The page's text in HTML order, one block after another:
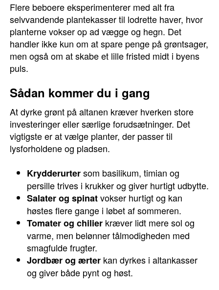
Flere beboere eksperimenterer med alt fra
selvvandende plantekasser til lodrette haver, hvor
planterne vokser op ad vægge og hegn. Det
handler ikke kun om at spare penge på grøntsager,
men også om at skabe et lille fristed midt i byens
puls.
Sådan kommer du i gang
At dyrke grønt på altanen kræver hverken store
investeringer eller særlige forudsætninger. Det
vigtigste er at vælge planter, der passer til
lysforholdene og pladsen.
Krydderurtersom basilikum, timian og
persille trives i krukker og giver hurtigt udbytte.
Salater og spinatvokser hurtigt og kan
høstes flere gange i løbet af sommeren.
Tomater og chilier kræver lidt mere sol og
varme, men belønner tålmodigheden med
smagfulde frugter.
Jordbær og ærter kan dyrkes i altankasser
og giver både pynt og høst.